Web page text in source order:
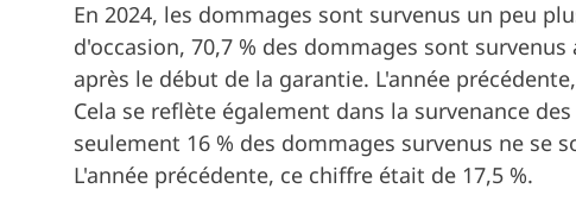
En 2024, les dommages sont survenus un peu
d'occasion, 70,7 % des dommages sont
après le début de la garantie. L'année
Cela se reflète également dans la survenance
seulement 16 % des dommages survenus ne se
L'année précédente, ce chiffre était de 17,5 %.